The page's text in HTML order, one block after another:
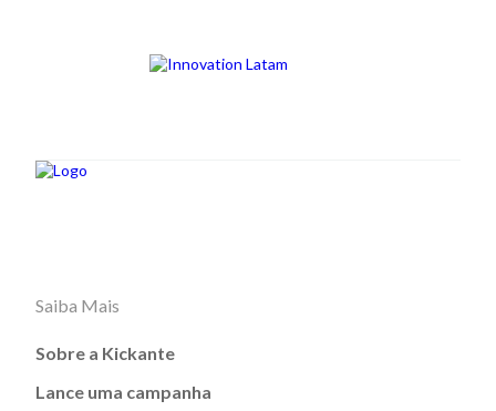
Saiba Mais
Sobre a Kickante
Lance uma campanha